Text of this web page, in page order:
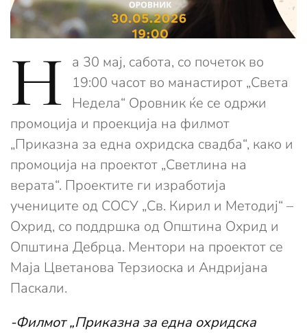
Н а 30 мај, сабота, со почеток во
19:00 часот во манастирот „Света
Недела“ Оровник ќе се одржи
промоција и проекција на филмот
„Приказна за една охридска свадба“, како и
промоција на проектот „Светлина на
верата“. Проектите ги изработија
учениците од СОСУ „Св. Кирил и Методиј“ –
Охрид, со поддршка од Општина Охрид и
Општина Дебрца. Ментори на проектот се
Маја Цветанова Терзиоска и Андријана
Паскали.
-Филмот „Приказна за една охридска